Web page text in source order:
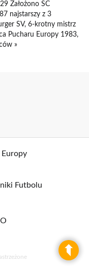
Założono SC
najstarszy z 3
SV, 6-krotny mistrz
Pucharu Europy 1983,
»
Futbolu